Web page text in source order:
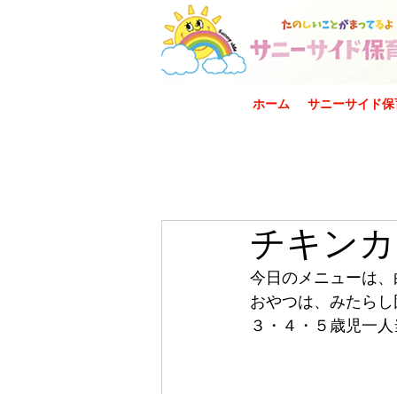
ホーム サニーサイド
チキン
今日のメニューは
おやつは、みたら
３・４・５歳児一